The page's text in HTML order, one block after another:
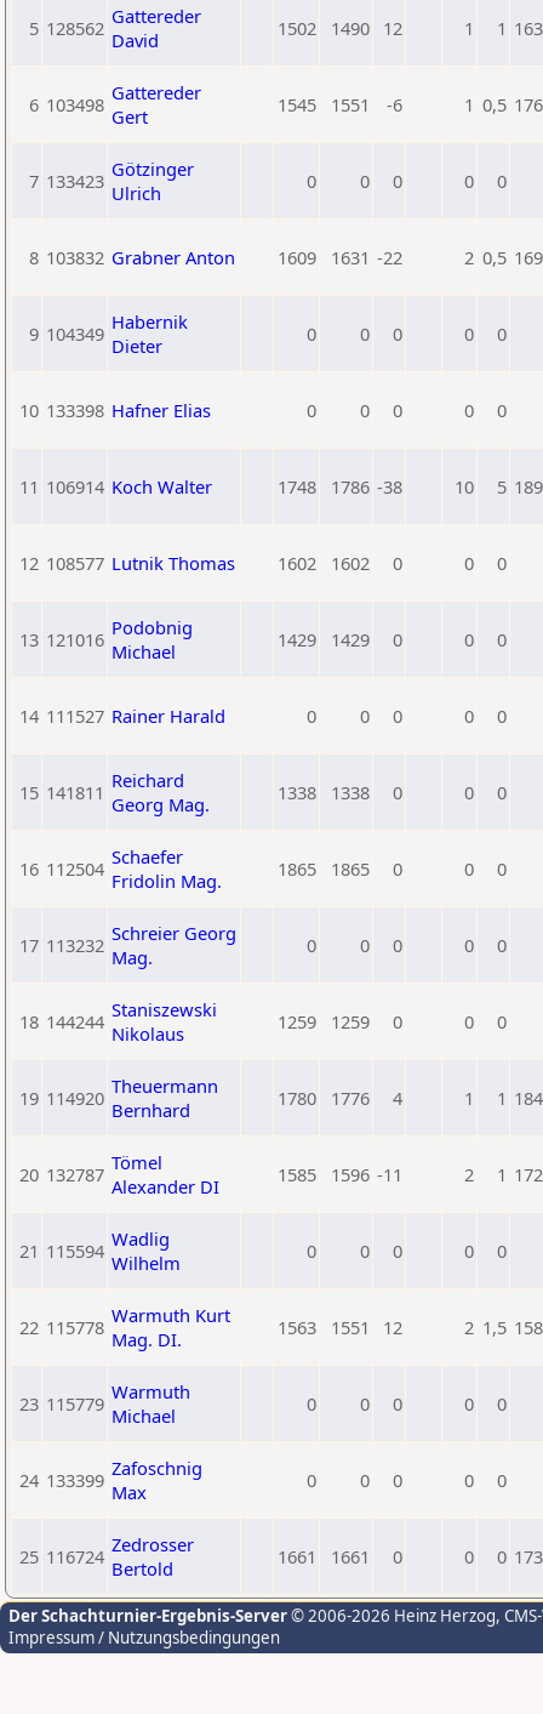
5 128562 Gattereder
David
1502 1490 12 1 1
6 103498 Gattereder
Gert
1545 1551 -6 1 0,5
7 133423 Götzinger
Ulrich
0 0 0 0 0
8 103832 Grabner Anton 1609 1631 -22 2 0,5
9 104349 Habernik
Dieter
0 0 0 0 0
10 133398 Hafner Elias 0 0 0 0 0
11 106914 Koch Walter 1748 1786 -38 10 5
12 108577 Lutnik Thomas 1602 1602 0 0 0
13 121016 Podobnig
Michael
1429 1429 0 0 0
14 111527 Rainer Harald 0 0 0 0 0
15 141811 Reichard
Georg Mag.
1338 1338 0 0 0
16 112504 Schaefer
Fridolin Mag.
1865 1865 0 0 0
17 113232 Schreier Georg
Mag.
0 0 0 0 0
18 144244 Staniszewski
Nikolaus
1259 1259 0 0 0
19 114920 Theuermann
Bernhard
1780 1776 4 1 1
20 132787 Tömel
Alexander DI
1585 1596 -11 2 1
21 115594 Wadlig
Wilhelm
0 0 0 0 0
22 115778 Warmuth Kurt
Mag. DI.
1563 1551 12 2 1,5
23 115779 Warmuth
Michael
0 0 0 0 0
24 133399 Zafoschnig
Max
0 0 0 0 0
25 116724 Zedrosser
Bertold
1661 1661 0 0 0
Der Schachturnier-Ergebnis-Server© 2006-2026 Heinz Herzog,
Impressum / Nutzungsbedingungen